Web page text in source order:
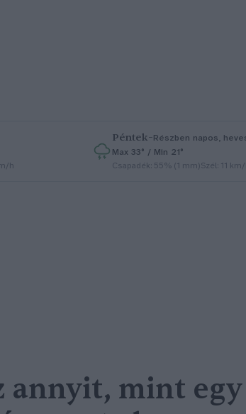
h
Péntek–Részben napos,
Max 33° / Min 21°
Csapadék: 55% (1 mm)Szél: 11
annyit, mint egy